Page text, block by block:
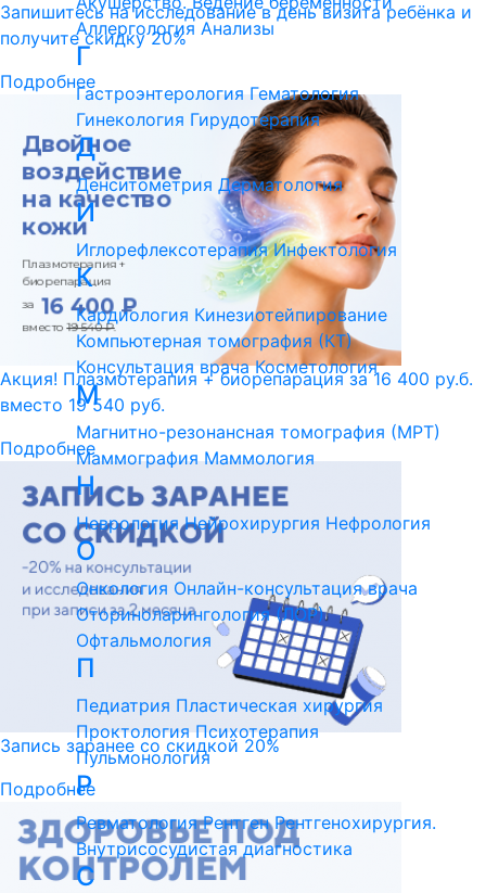
Запишитесь на исследование в день визита ребёнка и
получите скидку 20%
Подробнее
Акция! Плазмотерапия + биорепарация за 16 400 ру.б.
вместо 19 540 руб.
Подробнее
Запись заранее со скидкой 20%
Подробнее
Аллергология Анализы
Г
Гастроэнтерология Гематология
Гинекология Гирудотерапия
Д
Денситометрия Дерматология
И
Иглорефлексотерапия Инфектология
К
Кардиология Кинезиотейпирование
Компьютерная томография (КТ)
Консультация врача Косметология
М
Магнитно-резонансная томография (МРТ)
Маммография Маммология
Н
Неврология Нейрохирургия Нефрология
О
Онкология Онлайн-консультация врача
Оториноларингология (ЛОР)
Офтальмология
П
Педиатрия Пластическая хирургия
Проктология Психотерапия
Пульмонология
Р
Ревматология Рентген Рентгенохирургия.
Внутрисосудистая диагностика
С